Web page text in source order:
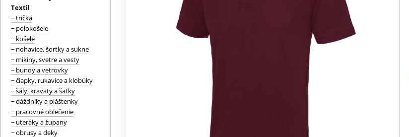
Textil
− tričká
− polokošele
− košele
− nohavice, šortky a sukne
− mikiny, svetre a vesty
− bundy a vetrovky
− čiapky, rukavice a klobúky
− šály, kravaty a šatky
− dáždniky a pláštenky
− pracovné oblečenie
− uteráky a župany
− obrusy a deky